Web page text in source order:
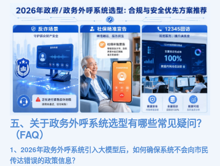
五、关于政务外呼系统选型有哪些常见疑问？
（FAQ）
1、2026年政务外呼系统引入大模型后，如何确保系统不会向市民
传达错误的政策信息？